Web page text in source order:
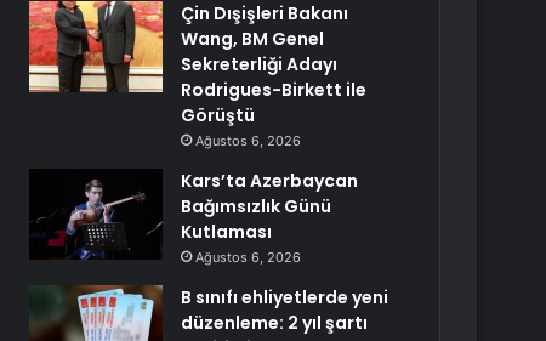
Çin Dışişleri Bakanı
Wang, BM Genel
Sekreterliği Adayı
Rodrigues-Birkett ile
Görüştü
Ağustos 6, 2026
Kars’ta Azerbaycan
Bağımsızlık Günü
Kutlaması
Ağustos 6, 2026
B sınıfı ehliyetlerde yeni
düzenleme: 2 yıl şartı